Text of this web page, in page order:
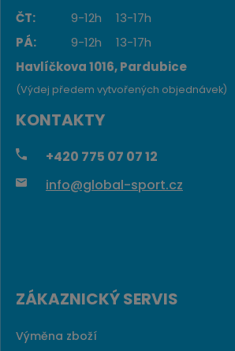
ČT:
9-12h
13-17h
PÁ:
9-12h
13-17h
Havlíčkova 1016, Pardubice
KONTAKTY
+420 775 07 07 12
info@global-sport.cz
(Výdej předem vytvořených objednávek)
ZÁKAZNICKÝ SERVIS
Výměna zboží